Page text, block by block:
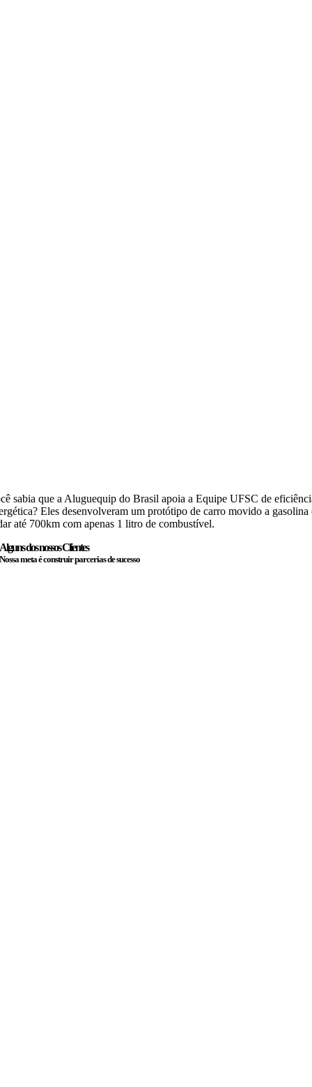
sabia que a Aluguequip do Brasil apoia a Equipe UFSC de
Eles desenvolveram um protótipo de carro movido a gasolina
até 700km com apenas 1 litro de combustível.
Alguns dos nossos Clientes
Nossa meta é construir parcerias de sucesso